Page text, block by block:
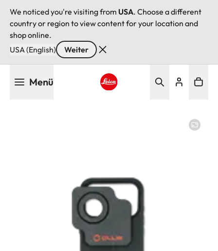
We noticed you're visiting from USA. Choose a different
country or region to view content for your location and
shop online.
USA (English)
Weiter
Menü